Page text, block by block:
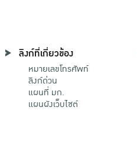
ลิงก์ที่เกี่ยวข้อง
หมายเลขโทรศัพท์
ลิงก์ด่วน
แผนที่ มก.
แผนผังเว็บไซต์